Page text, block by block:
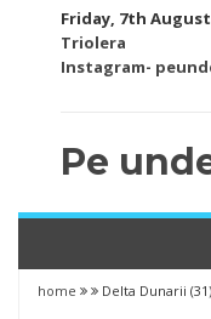
Friday, 7th August
Triolera
Instagram-
Pe
home Delta Dunarii (31)